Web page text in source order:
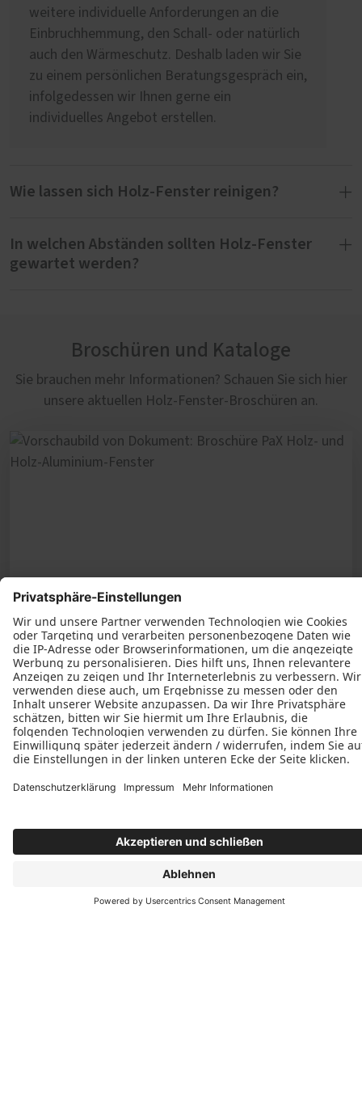
weitere individuelle Anforderungen an die
Einbruchhemmung, den Schall- oder natürlich
auch den Wärmeschutz. Deshalb laden wir Sie
zu einem persönlichen Beratungsgespräch ein,
infolgedessen wir Ihnen gerne ein
individuelles Angebot erstellen.
Wie lassen sich Holz-Fenster reinigen?
Zur Reinigung Ihrer Holz-Fenster verwenden
Sie ein pH-neutrales, möglichst mildes
dem Werterhaltungs- oder Pflege-Set von
haben, gerne beschaffen.
In welchen Abständen sollten Holz-Fenster
gewartet werden?
Oberfläche - innen wie außen - auf
Beschädigungen sowie die Wartung der
Beschläge.
Broschüren und Kataloge
Sie brauchen mehr Informationen? Schauen Sie sich hier
unsere aktuellen Holz-Fenster-Broschüren an.
Holz- und Holz-Aluminium-Fenster
PDF | 4 MB
Herunterladen
Parkstr.2
+49 (3621) 409961